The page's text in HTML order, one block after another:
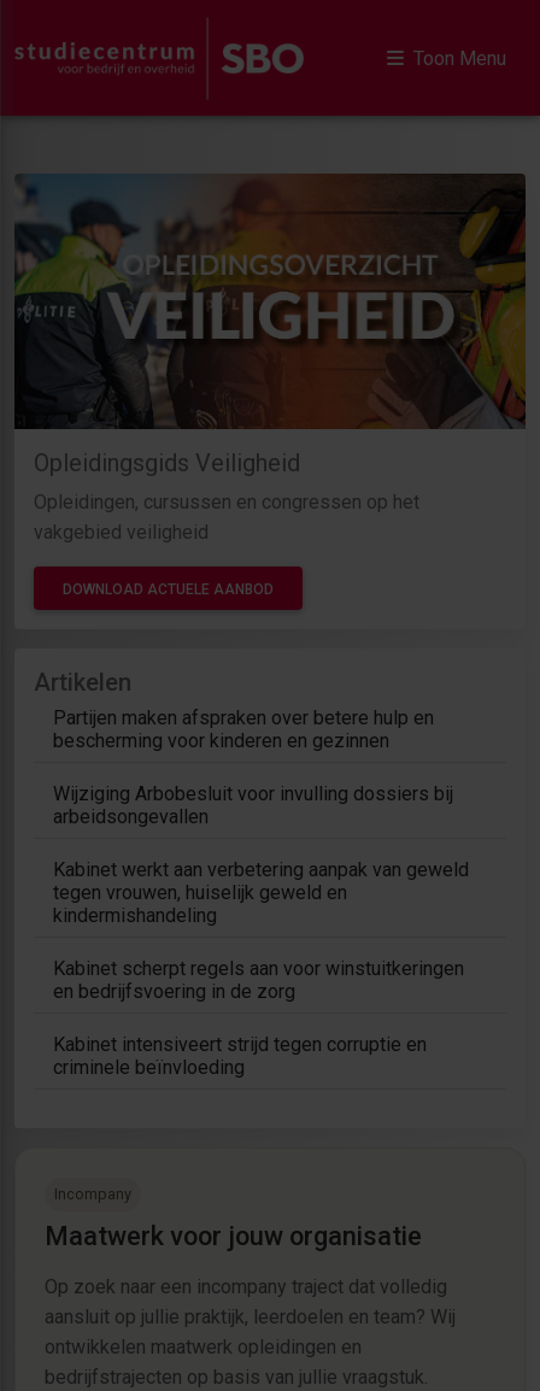
Toon Menu
Opleidingsgids Veiligheid
Opleidingen, cursussen en congressen op het
vakgebied veiligheid
DOWNLOAD ACTUELE AANBOD
Artikelen
Partijen maken afspraken over betere hulp en
bescherming voor kinderen en gezinnen
Wijziging Arbobesluit voor invulling dossiers bij
arbeidsongevallen
Kabinet werkt aan verbetering aanpak van geweld
tegen vrouwen, huiselijk geweld en
kindermishandeling
Kabinet scherpt regels aan voor winstuitkeringen
en bedrijfsvoering in de zorg
Kabinet intensiveert strijd tegen corruptie en
criminele beïnvloeding
Incompany
Maatwerk voor jouw organisatie
Op zoek naar een incompany traject dat volledig
aansluit op jullie praktijk, leerdoelen en team? Wij
ontwikkelen maatwerk opleidingen en
bedrijfstrajecten op basis van jullie vraagstuk.